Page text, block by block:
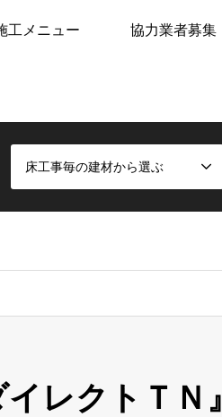
工メニュー 協力業者募集
床工事毎の建材から選ぶ
レクトＴＮ』